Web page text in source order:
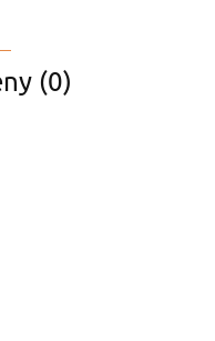
(0)